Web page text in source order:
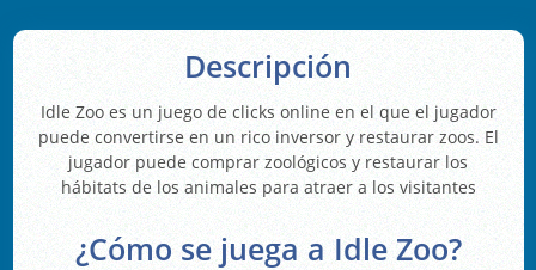
Descripción
Idle Zoo es un juego de clicks online en el que el jugador
puede convertirse en un rico inversor y restaurar zoos. El
jugador puede comprar zoológicos y restaurar los
hábitats de los animales para atraer a los visitantes
¿Cómo se juega a Idle Zoo?